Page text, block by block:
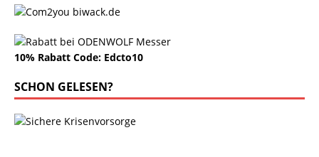
10% Rabatt Code: Edcto10
SCHON GELESEN?